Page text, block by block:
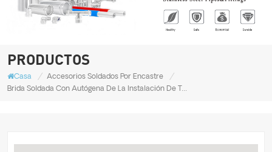
PRODUCTOS
Casa / Accesorios Soldados Por Encastre
/
Brida Soldada Con Autógena De La Instalación De Tuberías Del Acero Inoxidable Del Acero Inoxidable